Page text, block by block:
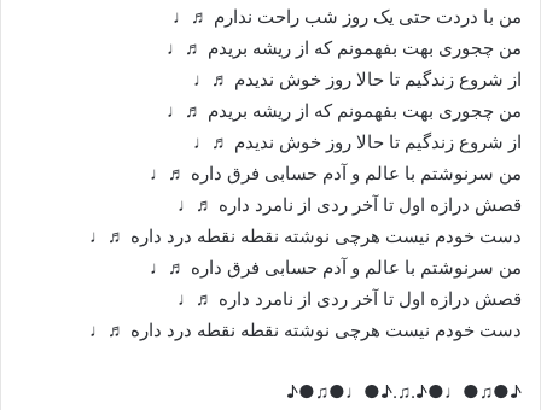
من با دردت حتی یک روز شب راحت ندارم ♬♩
من چجوری بهت بفهمونم که از ریشه بریدم ♬♩
از شروع زندگیم تا حالا روز خوش ندیدم ♬♩
من چجوری بهت بفهمونم که از ریشه بریدم ♬♩
از شروع زندگیم تا حالا روز خوش ندیدم ♬♩
من سرنوشتم با عالم و آدم حسابی فرق داره ♬♩
قصش درازه اول تا آخر ردی از نامرد داره ♬♩
دست خودم نیست هرچی نوشته نقطه نقطه درد داره ♬♩
من سرنوشتم با عالم و آدم حسابی فرق داره ♬♩
قصش درازه اول تا آخر ردی از نامرد داره ♬♩
دست خودم نیست هرچی نوشته نقطه نقطه درد داره ♬♩
♪●♫●♩●♪.♫.♪●♩●♫●♪